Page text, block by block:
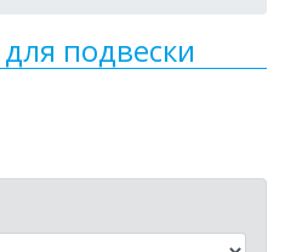
подвески